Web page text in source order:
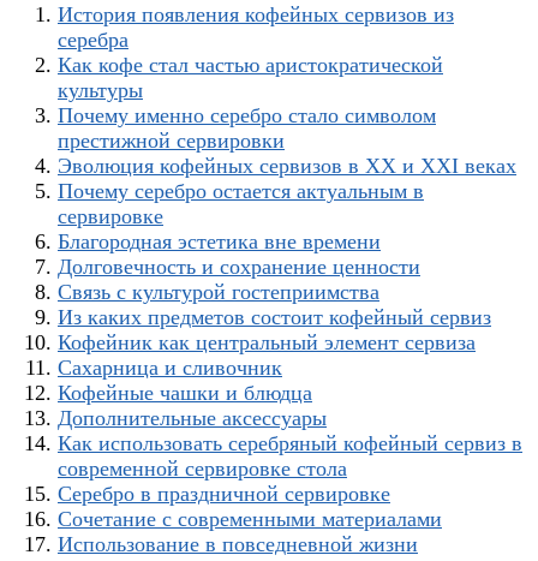
История появления кофейных сервизов из
серебра
Как кофе стал частью аристократической
культуры
Почему именно серебро стало символом
престижной сервировки
Эволюция кофейных сервизов в XX и XXI веках
Почему серебро остается актуальным в
сервировке
Благородная эстетика вне времени
Долговечность и сохранение ценности
Связь с культурой гостеприимства
Из каких предметов состоит кофейный сервиз
Кофейник как центральный элемент сервиза
Сахарница и сливочник
Кофейные чашки и блюдца
Дополнительные аксессуары
Как использовать серебряный кофейный сервиз в
современной сервировке стола
Серебро в праздничной сервировке
Сочетание с современными материалами
Использование в повседневной жизни